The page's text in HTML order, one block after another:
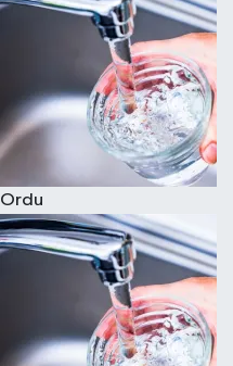
Ordu